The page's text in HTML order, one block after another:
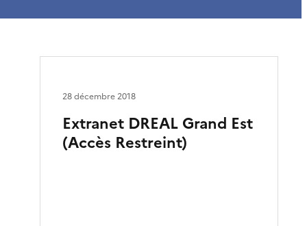
Extranet DREAL Grand Est
(Accès Restreint)
28 décembre 2018